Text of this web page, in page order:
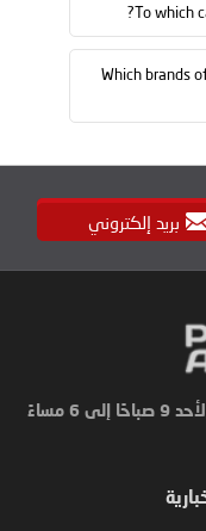
To which
Which brands
بريد إلكتروني